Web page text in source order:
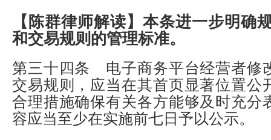
【陈群律师解读】 本条进一步明确
和交易规则的管理标准。
第三十四条 电子商务平台经营者修
交易规则，应当在其首页显著位置公
合理措施确保有关各方能够及时充分
容应当至少在实施前七日予以公示。